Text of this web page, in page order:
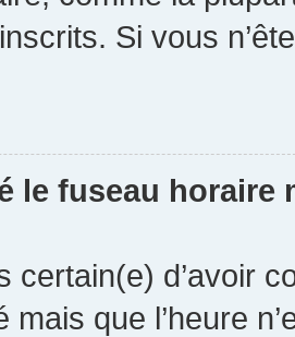
Si vous
le fuseau horaire
certain(e) d’avoir
mais que l’heure